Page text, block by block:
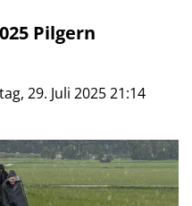
Pilgern
29. Juli 2025 21:14